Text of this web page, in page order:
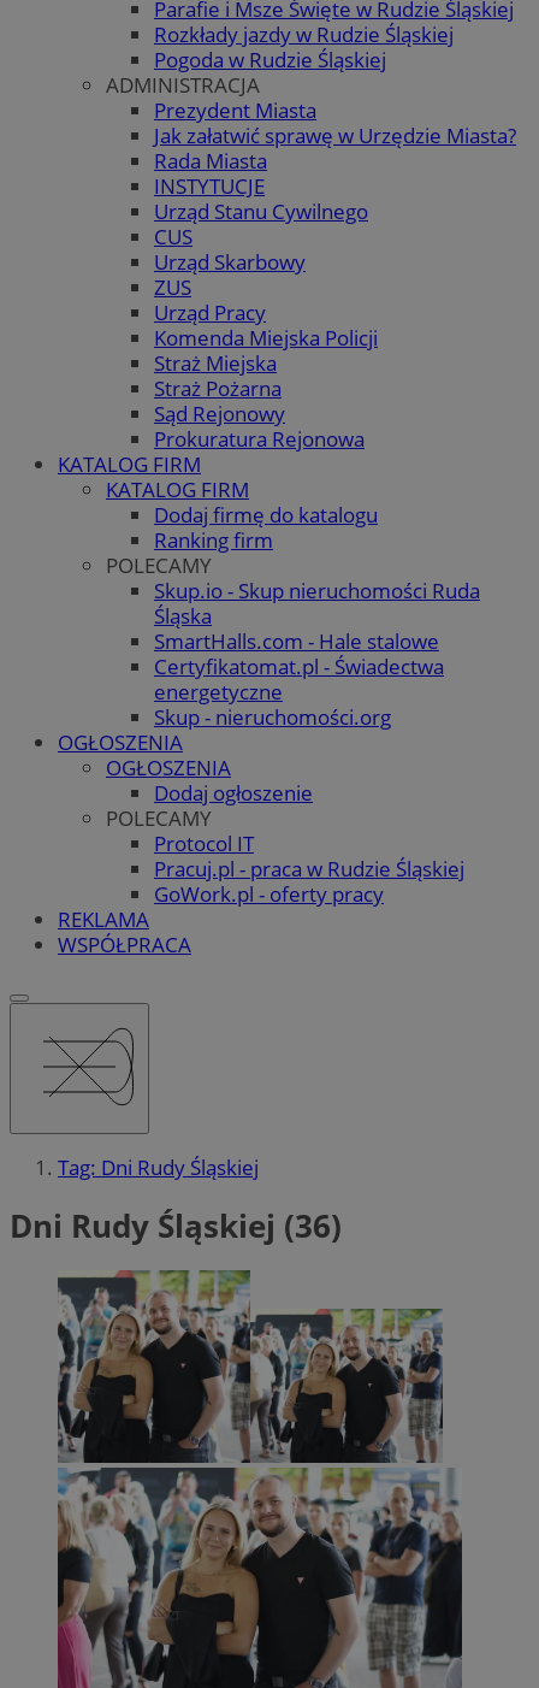
Parafie i Msze Święte w Rudzie Śląskiej
Rozkłady jazdy w Rudzie Śląskiej
Pogoda w Rudzie Śląskiej
ADMINISTRACJA
Prezydent Miasta
Jak załatwić sprawę w Urzędzie Miasta?
Rada Miasta
INSTYTUCJE
Urząd Stanu Cywilnego
CUS
Urząd Skarbowy
ZUS
Urząd Pracy
Komenda Miejska Policji
Straż Miejska
Straż Pożarna
Sąd Rejonowy
Prokuratura Rejonowa
KATALOG FIRM
KATALOG FIRM
Dodaj firmę do katalogu
Ranking firm
POLECAMY
Skup.io - Skup nieruchomości Ruda
Śląska
SmartHalls.com - Hale stalowe
Certyfikatomat.pl - Świadectwa
energetyczne
Skup - nieruchomości.org
OGŁOSZENIA
OGŁOSZENIA
Dodaj ogłoszenie
POLECAMY
Protocol IT
Pracuj.pl - praca w Rudzie Śląskiej
GoWork.pl - oferty pracy
REKLAMA
WSPÓŁPRACA
Tag: Dni Rudy Śląskiej
Dni Rudy Śląskiej (36)